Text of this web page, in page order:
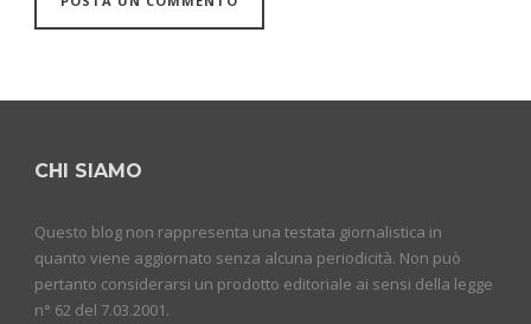
CHI SIAMO
Questo blog non rappresenta una testata giornalistica in
quanto viene aggiornato senza alcuna periodicità. Non può
pertanto considerarsi un prodotto editoriale ai sensi della legge
n° 62 del 7.03.2001.